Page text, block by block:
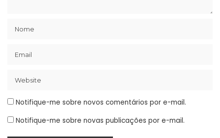
Notifique-me sobre novos comentários por e-mail.
Notifique-me sobre novas publicações por e-mail.